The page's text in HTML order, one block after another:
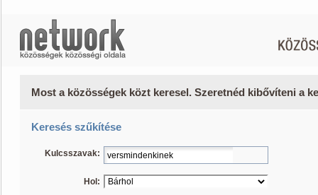
Most a közösségek közt keresel. Szeretnéd kibővíteni a
Keresés szűkítése
Kulcsszavak:
Hol: